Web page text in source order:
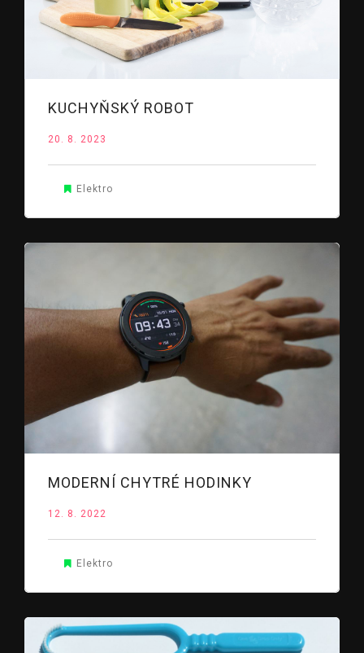
KUCHYŇSKÝ ROBOT
20. 8. 2023
Elektro
MODERNÍ CHYTRÉ HODINKY
12. 8. 2022
Elektro